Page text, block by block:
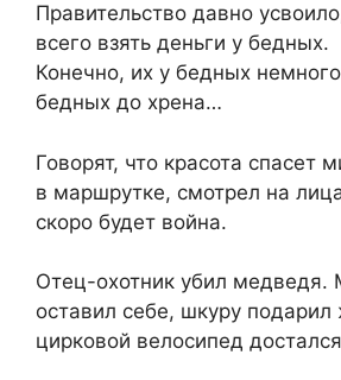
Правительство давно
всего взять деньги у бедных.
Конечно, их у бедных
бедных до xpeна…
Говорят, что красота спасет
в маршрутке, смотрел на
скоро будет война.
Отец-охотник убил медведя.
оставил себе, шкуру подарил
цирковой велосипед